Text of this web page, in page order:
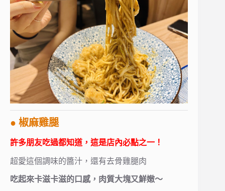
● 椒麻雞腿
許多朋友吃過都知道，這是店內必點之一！
超愛這個調味的醬汁，還有去骨雞腿肉
吃起來卡滋卡滋的口感，肉質大塊又鮮嫩～